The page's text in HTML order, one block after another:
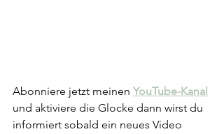
Abonniere jetzt meinen YouTube-Kanal
und aktiviere die Glocke dann wirst du
informiert sobald ein neues Video